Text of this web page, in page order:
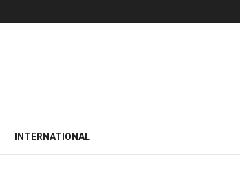
INTERNATIONAL